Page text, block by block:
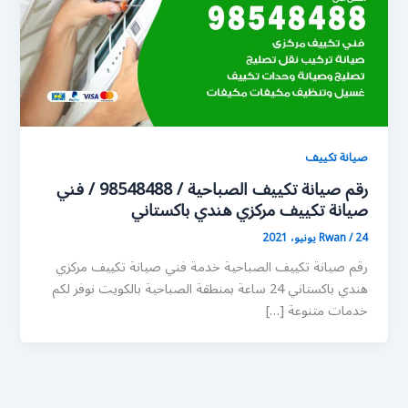
صيانة تكييف
رقم صيانة تكييف الصباحية / 98548488 / فني
صيانة تكييف مركزي هندي باكستاني
Rwan/24 يونيو، 2021
رقم صيانة تكييف الصباحية خدمة فني صيانة تكييف مركزي
هندي باكستاني 24 ساعة بمنطقة الصباحية بالكويت نوفر لكم
خدمات متنوعة […]